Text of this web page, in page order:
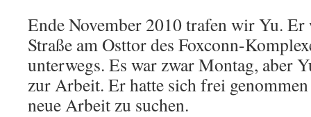
Ende November 2010 trafen wir Yu.
Straße am Osttor des Foxconn-
unterwegs. Es war zwar Montag, aber
zur Arbeit. Er hatte sich frei
neue Arbeit zu suchen.